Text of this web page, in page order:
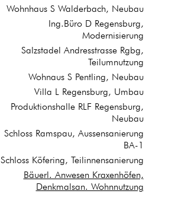
Wohnhaus S Walderbach, Neubau
Ing.Büro D Regensburg,
Modernisierung
Salzstadel Andresstrasse Rgbg,
Teilumnutzung
Wohnaus S Pentling, Neubau
Villa L Regensburg, Umbau
Produktionshalle RLF Regensburg,
Neubau
Schloss Ramspau, Aussensanierung
BA-1
Schloss Köfering, Teilinnensanierung
Bäuerl. Anwesen Kraxenhöfen,
Denkmalsan. Wohnnutzung